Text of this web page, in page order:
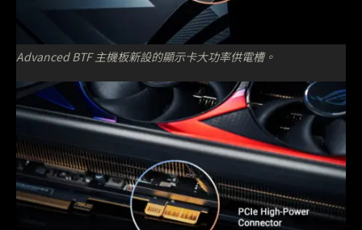
Advanced BTF 主機板新設的顯示卡大功率供電槽。